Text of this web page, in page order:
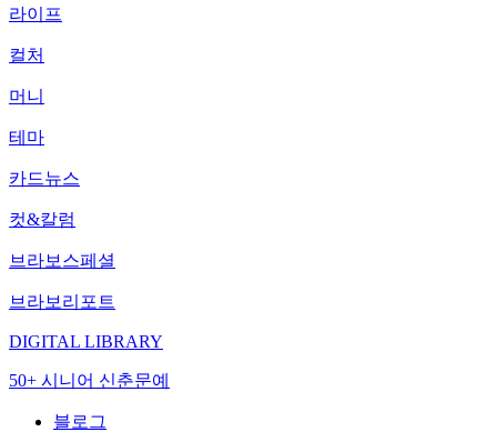
라이프
컬처
머니
테마
카드뉴스
컷&칼럼
브라보스페셜
브라보리포트
DIGITAL LIBRARY
50+ 시니어 신춘문예
블로그